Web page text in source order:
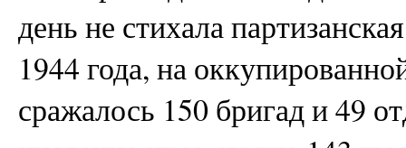
день не стихала
1944 года, на
сражалось 150 бригад и 49